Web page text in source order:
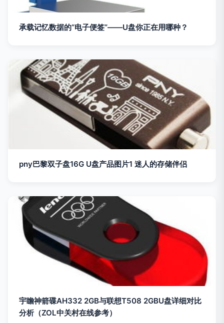
承载记忆数据的“电子便签”——U盘你正在用哪种？
pny巴黎双子盘16G U盘产品图片1 迷人的存储伴侣
宇瞻神箭碟AH332 2GB与联想T508 2GBU盘详细对比
分析（ZOL中关村在线参考）